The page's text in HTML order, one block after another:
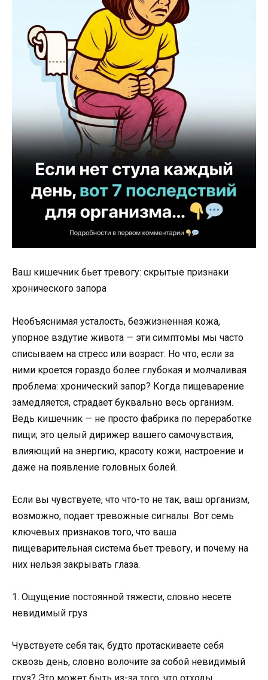
Ваш кишечник бьет тревогу: скрытые признаки
хронического запора
Необъяснимая усталость, безжизненная кожа,
упорное вздутие живота — эти симптомы мы часто
списываем на стресс или возраст. Но что, если за
ними кроется гораздо более глубокая и молчаливая
проблема: хронический запор? Когда пищеварение
замедляется, страдает буквально весь организм.
Ведь кишечник — не просто фабрика по переработке
пищи; это целый дирижер вашего самочувствия,
влияющий на энергию, красоту кожи, настроение и
даже на появление головных болей.
Если вы чувствуете, что что-то не так, ваш организм,
возможно, подает тревожные сигналы. Вот семь
ключевых признаков того, что ваша
пищеварительная система бьет тревогу, и почему на
них нельзя закрывать глаза.
1. Ощущение постоянной тяжести, словно несете
невидимый груз
Чувствуете себя так, будто протаскиваете себя
сквозь день, словно волочите за собой невидимый